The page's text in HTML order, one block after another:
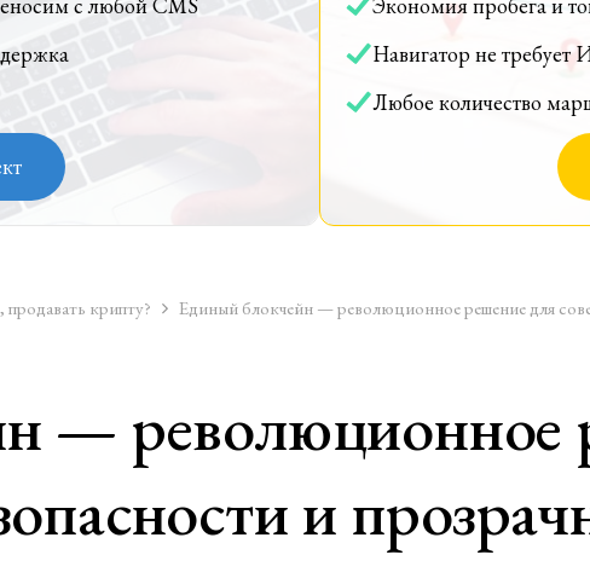
Навигатор не требует
Любое количество
крипту? Единый блокчейн — революционное решение для
— революционное
и